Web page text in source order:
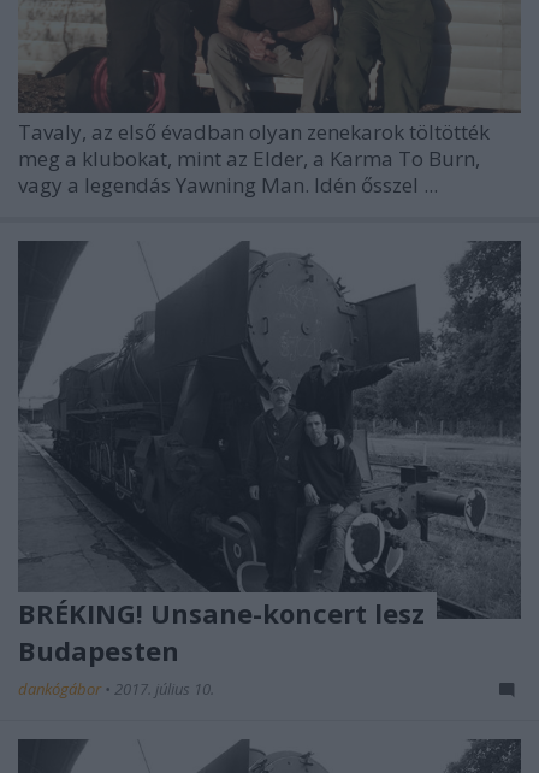
Tavaly, az első évadban olyan zenekarok töltötték
meg a klubokat, mint az Elder, a Karma To Burn,
vagy a legendás Yawning Man. Idén ősszel ...
BRÉKING! Unsane-koncert lesz
Budapesten
dankógábor • 2017. július 10.